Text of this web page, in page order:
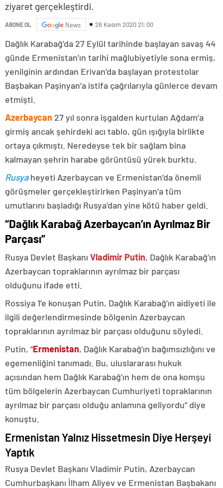
ziyaret gerçekleştirdi.
ABONE OL News 26 Kasım 2020 21:00
Dağlık Karabağ’da 27 Eylül tarihinde başlayan savaş 44
günde Ermenistan’ın tarihi mağlubiyetiyle sona ermiş,
yenilginin ardından Erivan’da başlayan protestolar
Başbakan Paşinyan’a istifa çağrılarıyla günlerce devam
etmişti.
Azerbaycan 27 yıl sonra işgalden kurtulan Ağdam’a
girmiş ancak şehirdeki acı tablo, gün ışığıyla birlikte
ortaya çıkmıştı. Neredeyse tek bir sağlam bina
kalmayan şehrin harabe görüntüsü yürek burktu.
Rusyaheyeti Azerbaycan ve Ermenistan’da önemli
görüşmeler gerçekleştirirken Paşinyan’a tüm
umutlarını başladığı Rusya’dan yine kötü haber geldi.
“Dağlık Karabağ Azerbaycan’ın Ayrılmaz Bir
Parçası”
Rusya Devlet Başkanı Vladimir Putin, Dağlık Karabağ’ın
Azerbaycan topraklarının ayrılmaz bir parçası
olduğunu ifade etti.
Rossiya 1’e konuşan Putin, Dağlık Karabağ’ın aidiyeti ile
ilgili değerlendirmesinde bölgenin Azerbaycan
topraklarının ayrılmaz bir parçası olduğunu söyledi.
Putin, “Ermenistan, Dağlık Karabağ’ın bağımsızlığını ve
egemenliğini tanımadı. Bu, uluslararası hukuk
açısından hem Dağlık Karabağ’ın hem de ona komşu
tüm bölgelerin Azerbaycan Cumhuriyeti topraklarının
ayrılmaz bir parçası olduğu anlamına geliyordu” diye
konuştu.
Ermenistan Yalnız Hissetmesin Diye Herşeyi
Yaptık
Rusya Devlet Başkanı Vladimir Putin, Azerbaycan
Cumhurbaşkanı İlham Aliyev ve Ermenistan Başbakanı